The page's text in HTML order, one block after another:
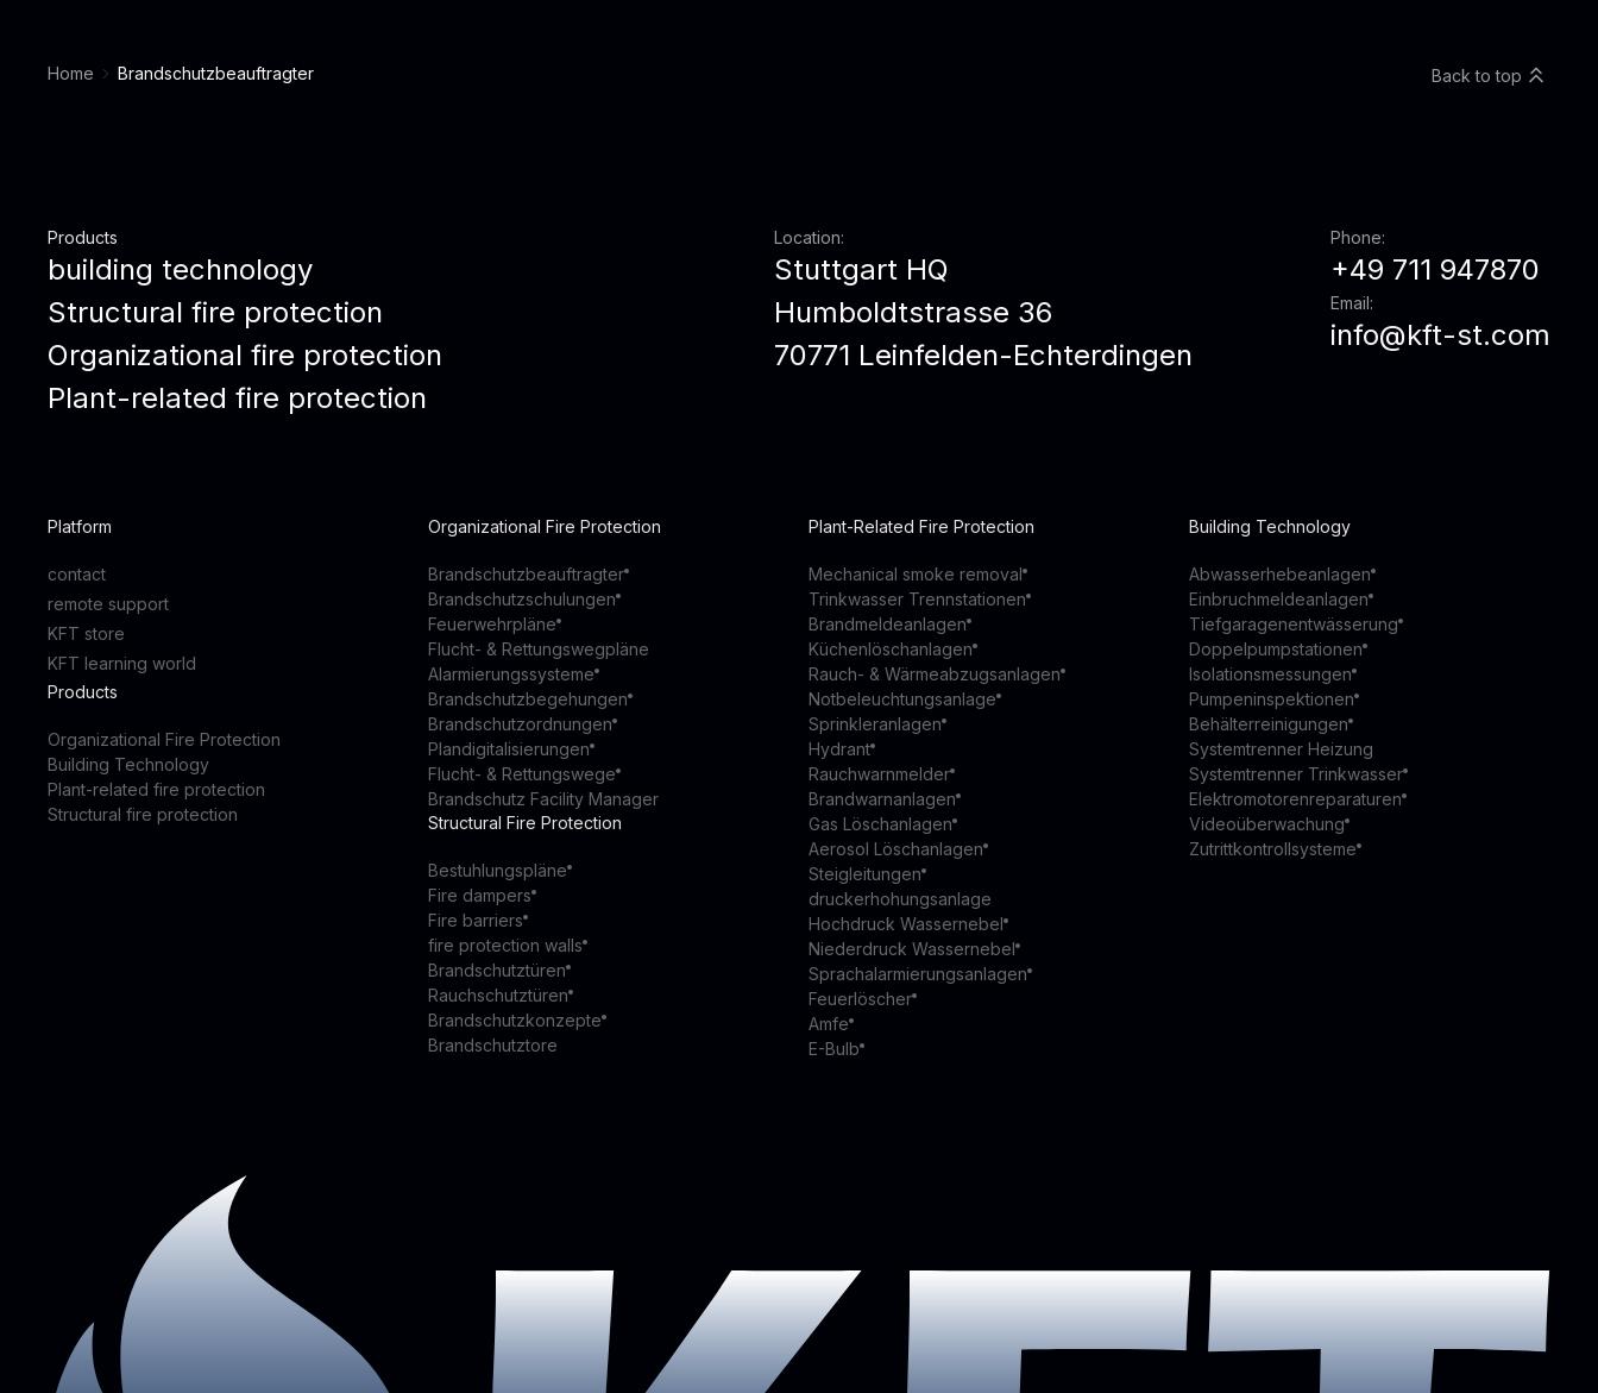
Home Brandschutzbeauftragter Back to top
Products
building technology
Structural fire protection
Organizational fire protection
Plant-related fire protection
Location:
Stuttgart HQ
Humboldtstrasse 36
70771 Leinfelden-Echterdingen
Phone:
+49 711 947870
Email:
info@kft-st.com
Platform
contact
remote support
KFT store
KFT learning world
Products
Organizational Fire Protection
Building Technology
Plant-related fire protection
Structural fire protection
Organizational Fire Protection
Brandschutzbeauftragter
Brandschutzschulungen
Feuerwehrpläne
Flucht- & Rettungswegpläne
Alarmierungssysteme
Brandschutzbegehungen
Brandschutzordnungen
Plandigitalisierungen
Flucht- & Rettungswege
Brandschutz Facility Manager
Structural Fire Protection
Bestuhlungspläne
Fire dampers
Fire barriers
fire protection walls
Brandschutztüren
Rauchschutztüren
Brandschutzkonzepte
Brandschutztore
Plant-Related Fire Protection
Mechanical smoke removal
Trinkwasser Trennstationen
Brandmeldeanlagen
Küchenlöschanlagen
Rauch- & Wärmeabzugsanlagen
Notbeleuchtungsanlage
Sprinkleranlagen
Hydrant
Rauchwarnmelder
Brandwarnanlagen
Gas Löschanlagen
Aerosol Löschanlagen
Steigleitungen
druckerhohungsanlage
Hochdruck Wassernebel
Niederdruck Wassernebel
Sprachalarmierungsanlagen
Feuerlöscher
Amfe
E-Bulb
Building Technology
Abwasserhebeanlagen
Einbruchmeldeanlagen
Tiefgaragenentwässerung
Doppelpumpstationen
Isolationsmessungen
Pumpeninspektionen
Behälterreinigungen
Systemtrenner Heizung
Systemtrenner Trinkwasser
Elektromotorenreparaturen
Videoüberwachung
Zutrittkontrollsysteme